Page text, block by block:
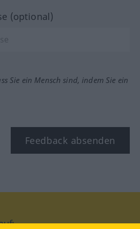
(optional)
Sie ein Mensch sind, indem Sie ein
Feedback absenden